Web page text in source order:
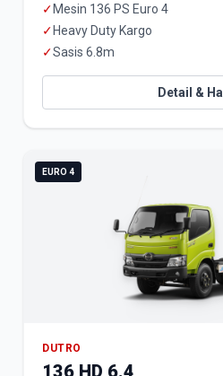
✓ Mesin 136 PS Euro 4
✓ Heavy Duty Kargo
✓Sasis 6.8m
Detail &
EURO 4
DUTRO
136 HD 6.4